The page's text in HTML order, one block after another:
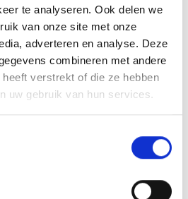
te analyseren. Ook delen we
van onze site met onze
adverteren en analyse. Deze
combineren met andere
verstrekt of die ze hebben
uw gebruik van hun services.
aanschaffen,
hoeft te overtuigen.
ene boek naar het andere leiden
en teasercontent. Vermeld je
of nawoorden en geef hints
alleen bij één titel.
dan